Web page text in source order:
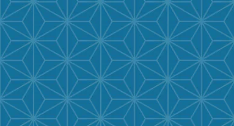
有田焼
瀬戸焼
ガラス
その他
遺骨ダイヤ
台座・リング
台座・ネックレス
台座・ピアス